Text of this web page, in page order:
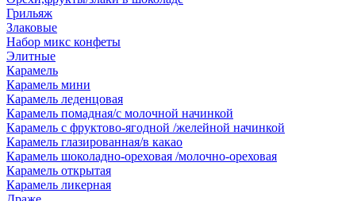
Грильяж
Злаковые
Набор микс конфеты
Элитные
Карамель
Карамель мини
Карамель леденцовая
Карамель помадная/с молочной начинкой
Карамель с фруктово-ягодной /желейной начинкой
Карамель глазированная/в какао
Карамель шоколадно-ореховая /молочно-ореховая
Карамель открытая
Карамель ликерная